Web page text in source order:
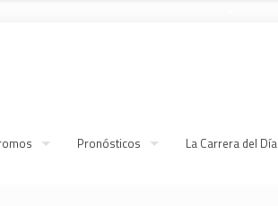
Pronósticos La Carrera del Día